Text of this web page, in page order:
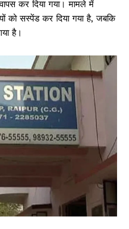
कर दिया गया। मामले में
को सस्पेंड कर दिया गया है, जबकि
है।